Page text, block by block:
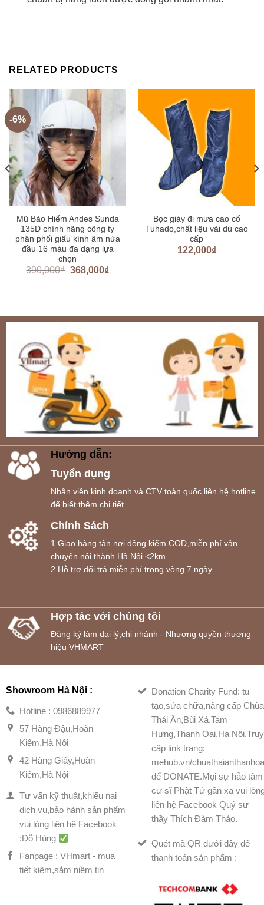
RELATED PRODUCTS
-6%
Mũ Bảo Hiểm Andes Sunda
135D chính hãng công ty
phân phối giấu kính âm nửa
đầu 16 màu đa dạng lựa
chọn
390,000₫ 368,000₫
Bọc giày đi mưa cao cổ
Tuhado,chất liệu vải dù cao
cấp
122,000₫
Hướng dẫn:
Tuyển dụng
Nhân viên kinh doanh và CTV toàn quốc liên hệ hotline
để biết thêm chi tiết
Chính Sách
1.Giao hàng tận nơi đồng kiểm COD,miễn phí vận
chuyển nội thành Hà Nội <2km.
2.Hỗ trợ đổi trả miễn phí trong vòng 7 ngày.
Hợp tác với chúng tôi
Đăng ký làm đại lý,chi nhánh - Nhượng quyền thương
hiệu VHMART
Showroom Hà Nội :
Hotline : 0986889977
57 Hàng Đậu,Hoàn
Kiếm,Hà Nội
42 Hàng Giấy,Hoàn
Kiếm,Hà Nội
Tư vấn kỹ thuật,khiếu nại
dịch vụ,bảo hành sản phẩm
vui lòng liên hệ Facebook
:Đỗ Hùng
Fanpage : VHmart - mua
tiết kiệm,sắm niềm tin
Donation Charity Fund: tu
tạo,sửa chữa,nâng cấp Chùa
Thái Ân,Bùi Xá,Tam
Hưng,Thanh Oai,Hà Nội.Truy
cập link trang:
mehub.vn/
để DONATE.Mọi sự hảo tâm
cư sĩ Phật Tử gần xa vui
liên hệ Facebook Quý sư
thầy Thích Đàm Thảo.
Quét mã QR dưới đây để
thanh toán sản phẩm :